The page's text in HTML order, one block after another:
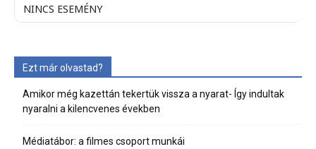
NINCS ESEMÉNY
Ezt már olvastad?
Amikor még kazettán tekertük vissza a nyarat- Így indultak
nyaralni a kilencvenes években
Médiatábor: a filmes csoport munkái